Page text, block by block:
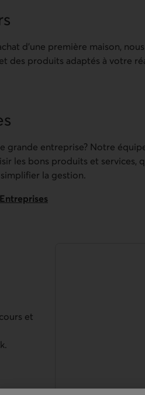
d’une première maison,
des produits adaptés à votre
grande entreprise? Notre
les bons produits et services,
la gestion.
et